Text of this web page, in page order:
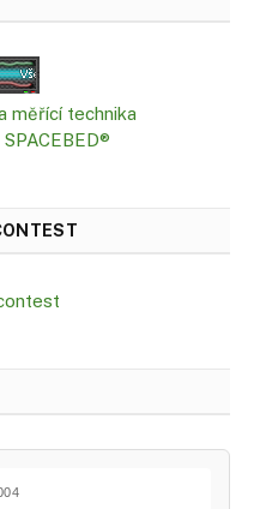
měřící technika